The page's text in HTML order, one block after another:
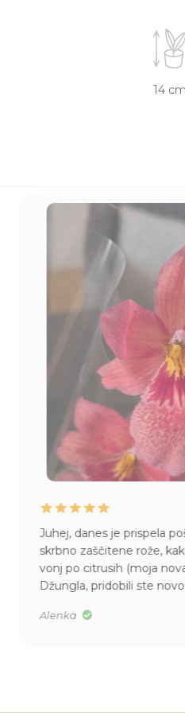
14 cm
Juhej, danes je prispela
skrbno zaščitene rože,
vonj po citrusih (moja
Džungla, pridobili ste
Alenka